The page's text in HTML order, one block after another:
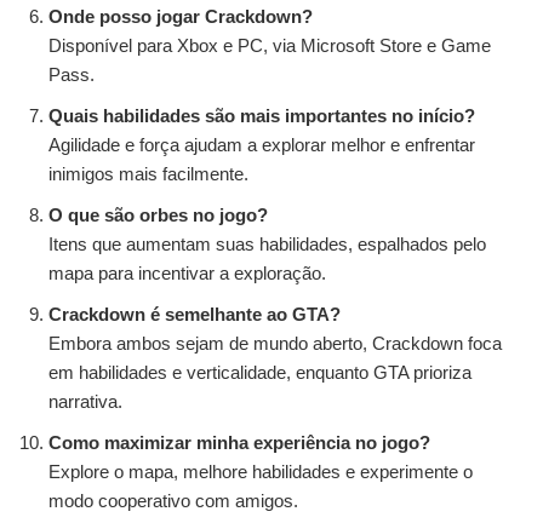
Onde posso jogar Crackdown?
Disponível para Xbox e PC, via Microsoft Store e Game
Pass.
Quais habilidades são mais importantes no início?
Agilidade e força ajudam a explorar melhor e enfrentar
inimigos mais facilmente.
O que são orbes no jogo?
Itens que aumentam suas habilidades, espalhados pelo
mapa para incentivar a exploração.
Crackdown é semelhante ao GTA?
Embora ambos sejam de mundo aberto, Crackdown foca
em habilidades e verticalidade, enquanto GTA prioriza
narrativa.
Como maximizar minha experiência no jogo?
Explore o mapa, melhore habilidades e experimente o
modo cooperativo com amigos.